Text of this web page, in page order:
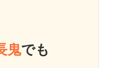
鬼でも